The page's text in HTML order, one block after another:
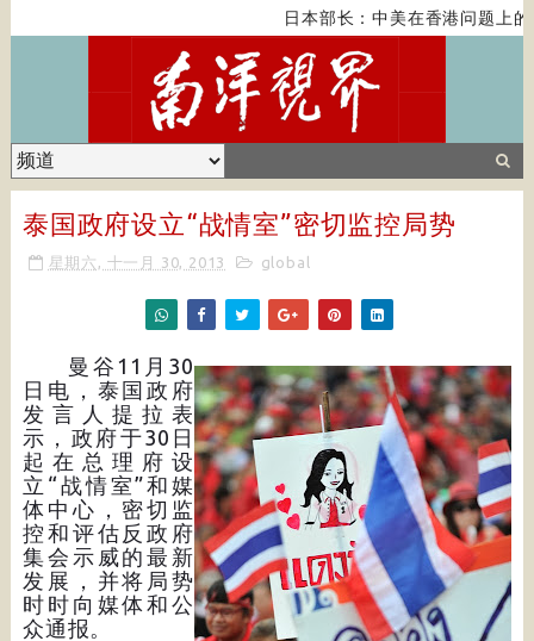
日本部长：中美在香港问题上的
泰国政府设立“战情室”密切监控局势
星期六, 十一月 30, 2013 global
曼谷11月30
日电，泰国政府
发言人提拉表
示，政府于30日
起在总理府设
立“战情室”和媒
体中心，密切监
控和评估反政府
集会示威的最新
发展，并将局势
时时向媒体和公
众通报。